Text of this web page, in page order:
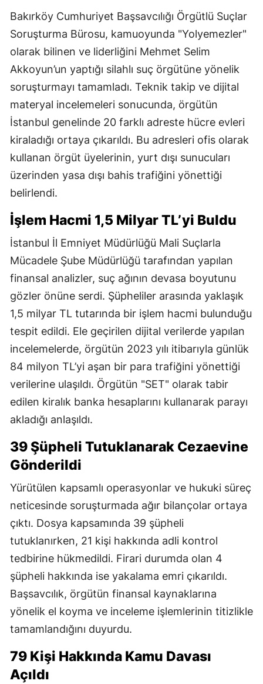
Bakırköy Cumhuriyet Başsavcılığı Örgütlü Suçlar
Soruşturma Bürosu, kamuoyunda "Yolyemezler"
olarak bilinen ve liderliğini Mehmet Selim
Akkoyun’un yaptığı silahlı suç örgütüne yönelik
soruşturmayı tamamladı. Teknik takip ve dijital
materyal incelemeleri sonucunda, örgütün
İstanbul genelinde 20 farklı adreste hücre evleri
kiraladığı ortaya çıkarıldı. Bu adresleri ofis olarak
kullanan örgüt üyelerinin, yurt dışı sunucuları
üzerinden yasa dışı bahis trafiğini yönettiği
belirlendi.
İşlem Hacmi 1,5 Milyar TL’yi Buldu
İstanbul İl Emniyet Müdürlüğü Mali Suçlarla
Mücadele Şube Müdürlüğü tarafından yapılan
finansal analizler, suç ağının devasa boyutunu
gözler önüne serdi. Şüpheliler arasında yaklaşık
1,5 milyar TL tutarında bir işlem hacmi bulunduğu
tespit edildi. Ele geçirilen dijital verilerde yapılan
incelemelerde, örgütün 2023 yılı itibarıyla günlük
84 milyon TL’yi aşan bir para trafiğini yönettiği
verilerine ulaşıldı. Örgütün "SET" olarak tabir
edilen kiralık banka hesaplarını kullanarak parayı
akladığı anlaşıldı.
39 Şüpheli Tutuklanarak Cezaevine
Gönderildi
Yürütülen kapsamlı operasyonlar ve hukuki süreç
neticesinde soruşturmada ağır bilançolar ortaya
çıktı. Dosya kapsamında 39 şüpheli
tutuklanırken, 21 kişi hakkında adli kontrol
tedbirine hükmedildi. Firari durumda olan 4
şüpheli hakkında ise yakalama emri çıkarıldı.
Başsavcılık, örgütün finansal kaynaklarına
yönelik el koyma ve inceleme işlemlerinin titizlikle
tamamlandığını duyurdu.
79 Kişi Hakkında Kamu Davası
Açıldı